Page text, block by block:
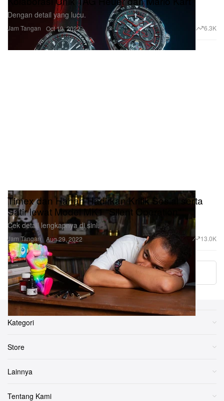
Jam Tangan
Dengan detail yang lucu.
Oct 19, 2022 6.3K
Jam Tangan
Timex dan Hahan Hadirkan Kritik Sosial serta
Satir lewat Model MK1 “Silent Operation”
Cek detail lengkapnya di sini.
Aug 29, 2022 13.0K
Load More
Kategori
Store
Lainnya
Tentang Kami